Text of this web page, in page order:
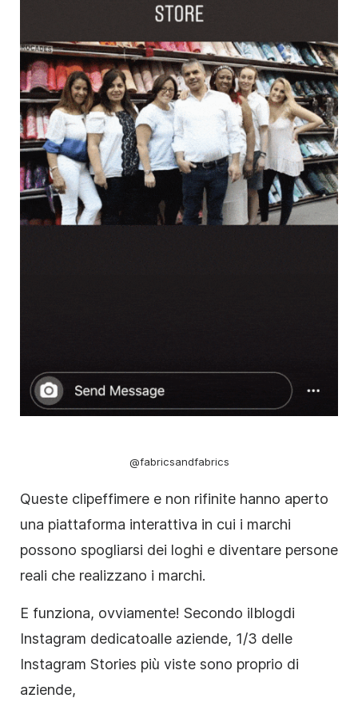
@fabricsandfabrics
Queste clipeffimere e non rifinite hanno aperto
una piattaforma interattiva in cui i marchi
possono spogliarsi dei loghi e diventare persone
reali che realizzano i marchi.
E funziona, ovviamente! Secondo ilblogdi
Instagram dedicatoalle aziende, 1/3 delle
Instagram Stories più viste sono proprio di
aziende,